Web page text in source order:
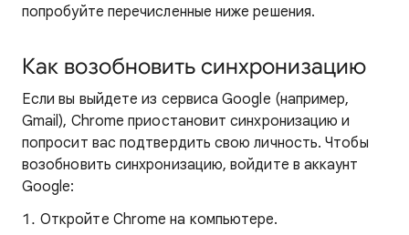
попробуйте перечисленные ниже решения.
Как возобновить синхронизацию
Если вы выйдете из сервиса Google (например,
Gmail), Chrome приостановит синхронизацию и
попросит вас подтвердить свою личность. Чтобы
возобновить синхронизацию, войдите в аккаунт
Google:
Откройте Chrome на компьютере.